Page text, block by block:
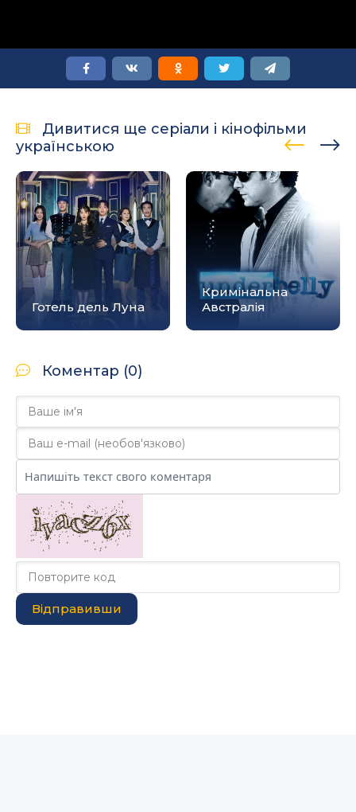
Дивитися ще серіали і кінофільми
українською
Готель дель Луна
Кримінальна
Австралія
Коментар (0)
Відправивши